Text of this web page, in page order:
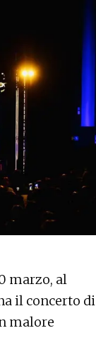
marzo, al
il concerto di
malore